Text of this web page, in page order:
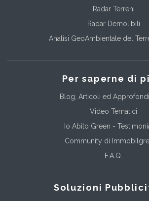
Radar Terreni
Radar Demolibili
Analisi GeoAmbientale del
Per saperne di
Blog, Articoli ed
Video Tematici
Io Abito Green -
Community di
F.A.Q.
Soluzioni